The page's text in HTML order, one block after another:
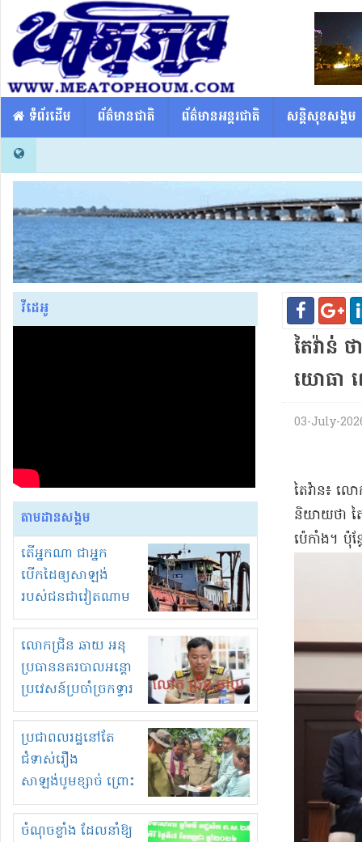
​​ ទំព័រដើម ព័ត៌មានជាតិ ព័ត៌មានអន្តរជាតិ សន្តិសុខសង្គម
វីដេអូ
តាមដានសង្គម
តើអ្នកណា ជាអ្នក
បើកដៃឲ្យសាឡង់
របស់ជនជាវៀតណាម
ចូល មកខុស
ច្បាប់លួចបូមខ្សាច់នៅ
ក្នុងប្រទេសកម្ពុជា
លោកជ្រិន ឆាយ អនុ
ប្រធាននគរបាលអន្តោ
ប្រវេសន៍ប្រចាំច្រកទ្វារ
ព្រំដែនភ្នំឌិន និងឈ្មួញ
មួយចំនួនទៀត
កំពង់តែគុបគិតគ្នា
ធ្វើសកម្មភាពរកស៊ីនិង
ស្តុកទំនិញគេចពន្ធ?
ប្រជាពលរដ្ឋនៅតែ
ជំទាស់រឿង
សាឡង់បូមខ្សាច់ ព្រោះ
ខ្លាចបាក់ច្រាំងទៀត!
ចំណុចខ្លាំង ដែលនាំឱ្យ
តៃវ៉ាន់
យោធា
03-July-
តៃវ៉ាន​៖ ល
និយាយថា ត
ប៉េកាំង​។ ប៉ុ